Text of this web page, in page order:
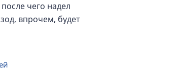
чего надел
впрочем, будет